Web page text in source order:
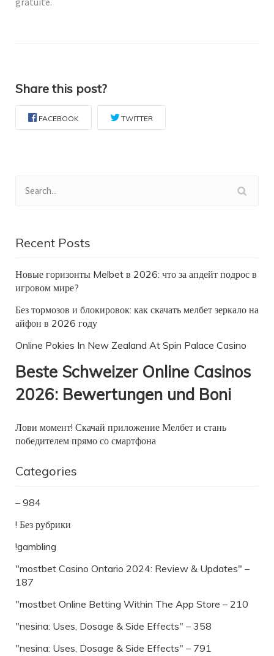
Share this post?
FACEBOOK TWITTER
Recent Posts
Новые горизонты Melbet в 2026: что за апдейт подрос в
игровом мире?
Без тормозов и блокировок: как скачать мелбет зеркало на
айфон в 2026 году
Online Pokies In New Zealand At Spin Palace Casino
Beste Schweizer Online Casinos
2026: Bewertungen und Boni
Лови момент! Скачай приложение Мелбет и стань
победителем прямо со смартфона
Categories
– 984
! Без рубрики
!gambling
"mostbet Casino Ontario 2024: Review & Updates" –
187
"‎mostbet Online Betting Within The App Store – 210
"nesina: Uses, Dosage & Side Effects" – 358
"nesina: Uses, Dosage & Side Effects" – 791